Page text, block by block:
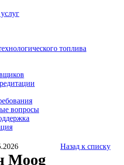
топлива
вопросы
Назад к списку
Moog